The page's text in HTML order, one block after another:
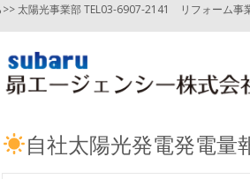
太陽光事業部 TEL03-6907-2141 リフォーム事
自社太陽光発電発電量